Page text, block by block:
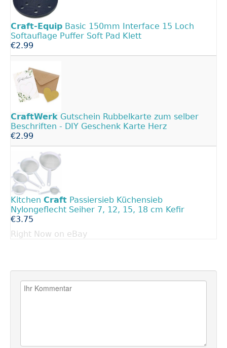
Craft-Equip Basic 150mm Interface 15 Loch
Softauflage Puffer Soft Pad Klett
€2.99
CraftWerk Gutschein Rubbelkarte zum selber
Beschriften - DIY Geschenk Karte Herz
€2.99
Kitchen Craft Passiersieb Küchensieb
Nylongeflecht Seiher 7, 12, 15, 18 cm Kefir
€3.75
Right Now on eBay